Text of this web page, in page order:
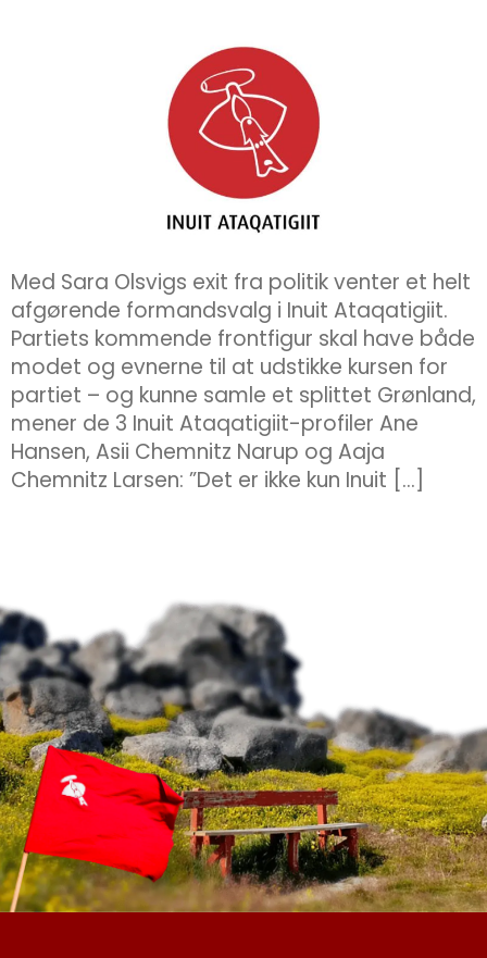
Med Sara Olsvigs exit fra politik venter et helt
afgørende formandsvalg i Inuit Ataqatigiit.
Partiets kommende frontfigur skal have både
modet og evnerne til at udstikke kursen for
partiet – og kunne samle et splittet Grønland,
mener de 3 Inuit Ataqatigiit-profiler Ane
Hansen, Asii Chemnitz Narup og Aaja
Chemnitz Larsen: ”Det er ikke kun Inuit […]